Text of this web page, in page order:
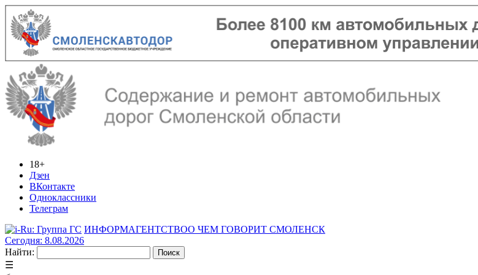
18+
Дзен
ВКонтакте
Одноклассники
Телеграм
ИНФОРМАГЕНТСТВОО ЧЕМ ГОВОРИТ СМОЛЕНСК
Сегодня: 8.08.2026
Найти:
☰